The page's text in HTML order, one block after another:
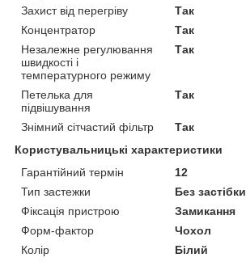
Захист від перегріву
Так
Концентратор
Так
Незалежне регулювання
швидкості і
температурного режиму
Так
Петелька для
підвішування
Так
Знімний сітчастий фільтр
Так
Користувальницькі характеристики
Гарантійний термін
12
Тип застежки
Без застібки
Фіксація пристрою
Замикання
Форм-фактор
Чохол
Колір
Білий